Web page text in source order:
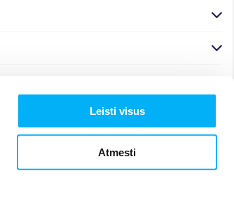
Leisti visus
Atmesti